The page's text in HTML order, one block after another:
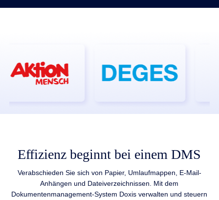
Effizienz beginnt bei einem DMS
Verabschieden Sie sich von Papier, Umlaufmappen, E-Mail-
Anhängen und Dateiverzeichnissen. Mit dem
Dokumentenmanagement-System Doxis verwalten und steuern